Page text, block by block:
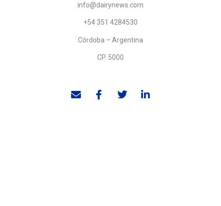
info@dairynews.com
+54 351 4284530
Córdoba – Argentina
CP. 5000